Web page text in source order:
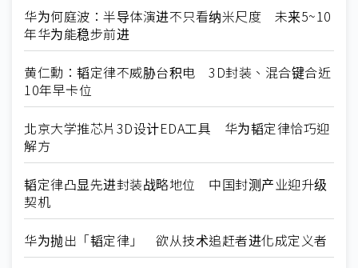
华为何庭波：半导体演进不只看纳米尺度 未来5~10
年华为能稳步前进
黄仁勳：韬定律不威胁台积电 3D封装、混合键合近
10年早卡位
北京大学推芯片3D设计EDA工具 华为韬定律恰巧迎
解方
韬定律凸显先进封装战略地位 中国封测产业迎升级
契机
华为抛出「韬定律」 欲从技术追赶者进化成定义者